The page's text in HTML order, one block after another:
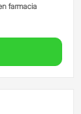
farmacia